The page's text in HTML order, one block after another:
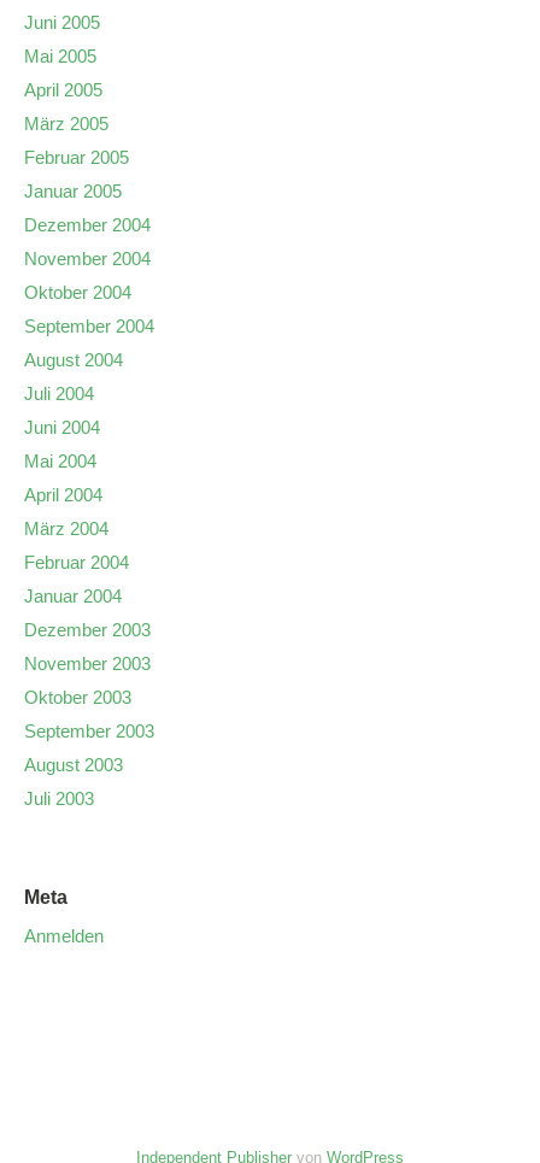
Juni 2005
Mai 2005
April 2005
März 2005
Februar 2005
Januar 2005
Dezember 2004
November 2004
Oktober 2004
September 2004
August 2004
Juli 2004
Juni 2004
Mai 2004
April 2004
März 2004
Februar 2004
Januar 2004
Dezember 2003
November 2003
Oktober 2003
September 2003
August 2003
Juli 2003
Meta
Anmelden
Independent Publisher von WordPress